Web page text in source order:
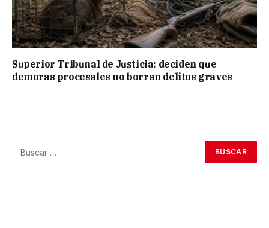
Superior Tribunal de Justicia: deciden que
demoras procesales no borran delitos graves